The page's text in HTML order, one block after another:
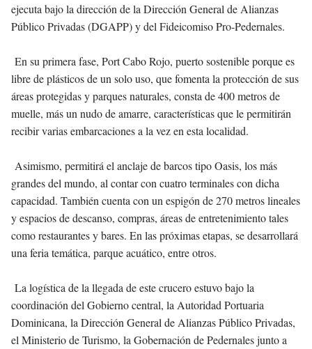
ejecuta bajo la dirección de la Dirección General de Alianzas
Público Privadas (DGAPP) y del Fideicomiso Pro-Pedernales.
En su primera fase, Port Cabo Rojo, puerto sostenible porque es
libre de plásticos de un solo uso, que fomenta la protección de sus
áreas protegidas y parques naturales, consta de 400 metros de
muelle, más un nudo de amarre, características que le permitirán
recibir varias embarcaciones a la vez en esta localidad.
Asimismo, permitirá el anclaje de barcos tipo Oasis, los más
grandes del mundo, al contar con cuatro terminales con dicha
capacidad. También cuenta con un espigón de 270 metros lineales
y espacios de descanso, compras, áreas de entretenimiento tales
como restaurantes y bares. En las próximas etapas, se desarrollará
una feria temática, parque acuático, entre otros.
La logística de la llegada de este crucero estuvo bajo la
coordinación del Gobierno central, la Autoridad Portuaria
Dominicana, la Dirección General de Alianzas Público Privadas,
el Ministerio de Turismo, la Gobernación de Pedernales junto a